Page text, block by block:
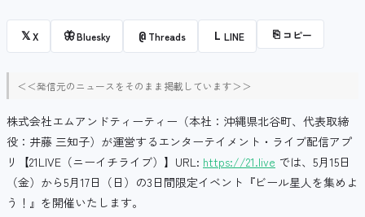
𝕏X 🦋Bluesky @ Threads L LINE ⎘ コピー
＜＜発信元のニュースをそのまま掲載しています＞＞
株式会社エムアンドティーティー（本社：沖縄県北谷町、代表取締
役：井藤 三知子）が運営するエンターテイメント・ライブ配信アプ
リ【21LIVE（ニーイチライブ）】URL: https://21.live では、5月15日
（金）から5月17日（日）の3日間限定イベント『ビール星人を集めよ
う！』を開催いたします。